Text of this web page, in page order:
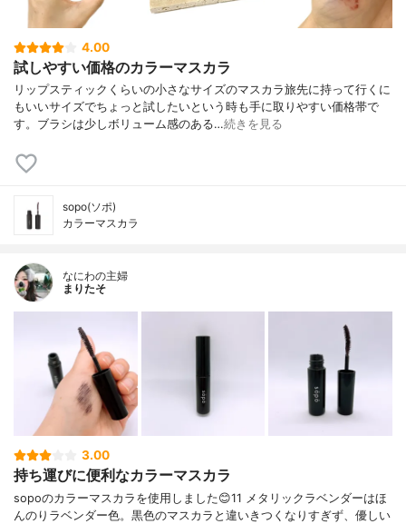
4.00
試しやすい価格のカラーマスカラ
リップスティックくらいの小さなサイズのマスカラ旅先に持って行くに
もいいサイズでちょっと試したいという時も手に取りやすい価格帯で
す。ブラシは少しボリューム感のある…続きを見る
sopo(ソポ)
カラーマスカラ
なにわの主婦
まりたそ
3.00
持ち運びに便利なカラーマスカラ
sopoのカラーマスカラを使用しました😊11 メタリックラベンダーはほ
んのりラベンダー色。黒色のマスカラと違いきつくなりすぎず、優しい